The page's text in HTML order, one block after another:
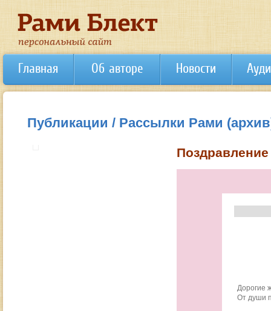
Главная Об авторе Новости
Публикации / Рассылки Рами
Дорогие
От души